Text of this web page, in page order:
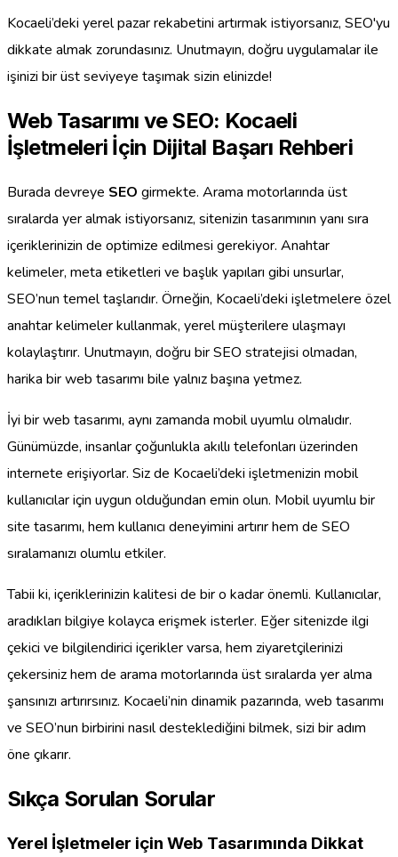
Kocaeli’deki yerel pazar rekabetini artırmak istiyorsanız, SEO'yu
dikkate almak zorundasınız. Unutmayın, doğru uygulamalar ile
işinizi bir üst seviyeye taşımak sizin elinizde!
Web Tasarımı ve SEO: Kocaeli
İşletmeleri İçin Dijital Başarı Rehberi
Burada devreye SEO girmekte. Arama motorlarında üst
sıralarda yer almak istiyorsanız, sitenizin tasarımının yanı sıra
içeriklerinizin de optimize edilmesi gerekiyor. Anahtar
kelimeler, meta etiketleri ve başlık yapıları gibi unsurlar,
SEO’nun temel taşlarıdır. Örneğin, Kocaeli’deki işletmelere özel
anahtar kelimeler kullanmak, yerel müşterilere ulaşmayı
kolaylaştırır. Unutmayın, doğru bir SEO stratejisi olmadan,
harika bir web tasarımı bile yalnız başına yetmez.
İyi bir web tasarımı, aynı zamanda mobil uyumlu olmalıdır.
Günümüzde, insanlar çoğunlukla akıllı telefonları üzerinden
internete erişiyorlar. Siz de Kocaeli’deki işletmenizin mobil
kullanıcılar için uygun olduğundan emin olun. Mobil uyumlu bir
site tasarımı, hem kullanıcı deneyimini artırır hem de SEO
sıralamanızı olumlu etkiler.
Tabii ki, içeriklerinizin kalitesi de bir o kadar önemli. Kullanıcılar,
aradıkları bilgiye kolayca erişmek isterler. Eğer sitenizde ilgi
çekici ve bilgilendirici içerikler varsa, hem ziyaretçilerinizi
çekersiniz hem de arama motorlarında üst sıralarda yer alma
şansınızı artırırsınız. Kocaeli’nin dinamik pazarında, web tasarımı
ve SEO’nun birbirini nasıl desteklediğini bilmek, sizi bir adım
öne çıkarır.
Sıkça Sorulan Sorular
Yerel İşletmeler için Web Tasarımında Dikkat